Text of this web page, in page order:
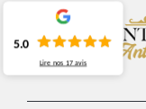
5.0
Lire nos 17 avis